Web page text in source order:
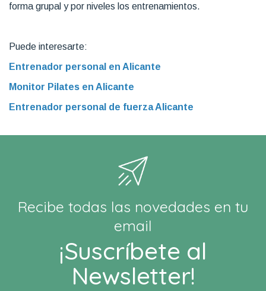
forma grupal y por niveles los entrenamientos.
Puede interesarte:
Entrenador personal en Alicante
Monitor Pilates en Alicante
Entrenador personal de fuerza Alicante
Recibe todas las novedades en tu
email
¡Suscríbete al
Newsletter!